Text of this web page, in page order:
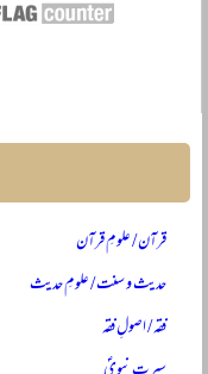
قرآن / علومِ قرآن
حدیث و سنت / علومِ حدیث
فقہ / اصولِ فقہ